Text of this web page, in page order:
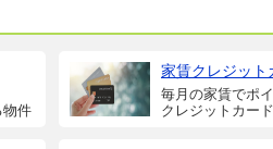
物件
家賃クレジット
毎月の家賃でポ
クレジットカー